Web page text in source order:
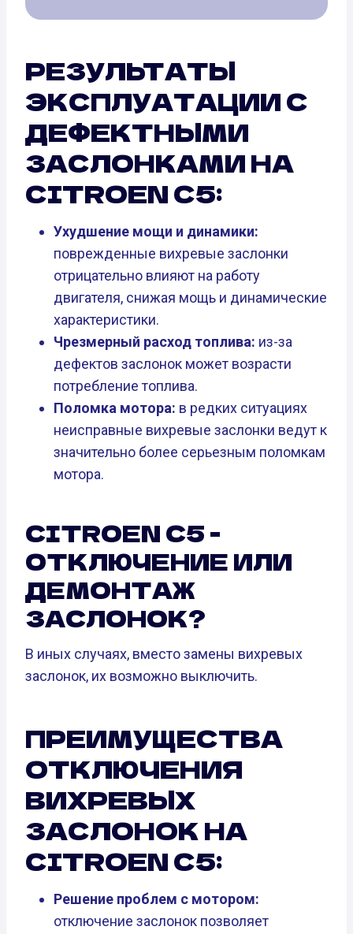
РЕЗУЛЬТАТЫ
ЭКСПЛУАТАЦИИ С
ДЕФЕКТНЫМИ
ЗАСЛОНКАМИ НА
CITROEN C5:
Ухудшение мощи и динамики:
поврежденные вихревые заслонки
отрицательно влияют на работу
двигателя, снижая мощь и динамические
характеристики.
Чрезмерный расход топлива: из-за
дефектов заслонок может возрасти
потребление топлива.
Поломка мотора: в редких ситуациях
неисправные вихревые заслонки ведут к
значительно более серьезным поломкам
мотора.
CITROEN C5 -
ОТКЛЮЧЕНИЕ ИЛИ
ДЕМОНТАЖ
ЗАСЛОНОК?
В иных случаях, вместо замены вихревых
заслонок, их возможно выключить.
ПРЕИМУЩЕСТВА
ОТКЛЮЧЕНИЯ
ВИХРЕВЫХ
ЗАСЛОНОК НА
CITROEN C5:
Решение проблем с мотором:
отключение заслонок позволяет